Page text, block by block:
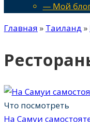
— Мой
Главная » Таиланд»
Что посмотреть
На Самуи